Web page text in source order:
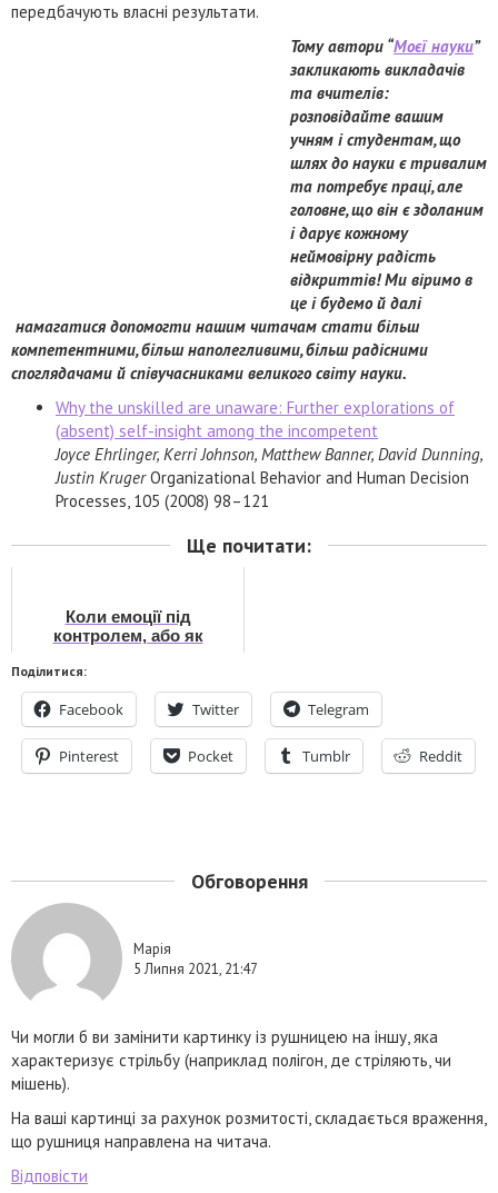
передбачують власні результати.
Тому автори “Моєї науки”
закликають викладачів
та вчителів:
розповідайте вашим
учням і студентам, що
шлях до науки є тривалим
та потребує праці, але
головне, що він є здоланим
і дарує кожному
неймовірну радість
відкриттів! Ми віримо в
це і будемо й далі
намагатися допомогти нашим читачам стати більш
компетентними, більш наполегливими, більш радісними
споглядачами й співучасниками великого світу науки.
Why the unskilled are unaware: Further explorations of
(absent) self-insight among the incompetent
Joyce Ehrlinger, Kerri Johnson, Matthew Banner, David Dunning,
Justin KrugerOrganizational Behavior and Human Decision
Processes, 105 (2008) 98–121
Ще почитати:
Коли емоції під
контролем, або як
психотерапевтам
Поділитися:
Facebook Twitter Telegram
Pinterest Pocket Tumblr Reddit
Обговорення
Марія
5 Липня 2021, 21:47
Чи могли б ви замінити картинку із рушницею на іншу, яка
характеризує стрільбу (наприклад полігон, де стріляють, чи
мішень).
На ваші картинці за рахунок розмитості, складається враження,
що рушниця направлена на читача.
Відповісти